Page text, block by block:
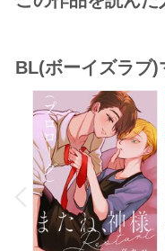
BL(ボーイズラブ)
P
r
e
v
i
o
u
s